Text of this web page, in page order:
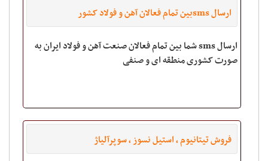
ارسال smsبین تمام فعالان آهن و فولاد کشور
ارسال sms شما بین تمام فعالان صنعت آهن و فولاد ایران به
صورت کشوری منطقه ای و صنفی
فروش تیتانیوم ، استیل نسوز ، سوپرآلیاژ